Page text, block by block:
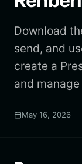
Download
send, and
create a
and
May 16, 2026